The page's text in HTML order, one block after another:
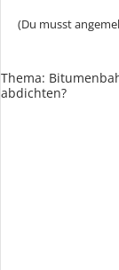
(Du musst
Thema:
abdichten?